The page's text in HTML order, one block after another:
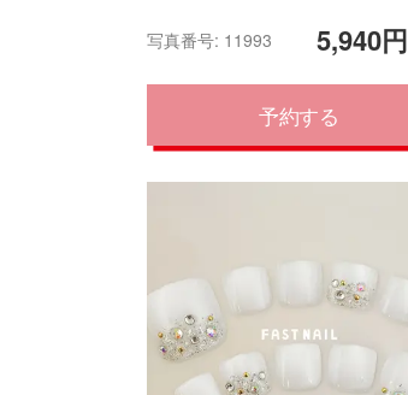
5,940円
写真番号: 11993
予約する